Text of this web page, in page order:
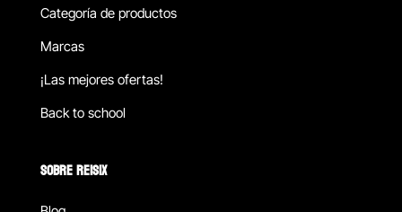
Categoría de productos
Marcas
¡Las mejores ofertas!
Back to school
SOBRE REISIX